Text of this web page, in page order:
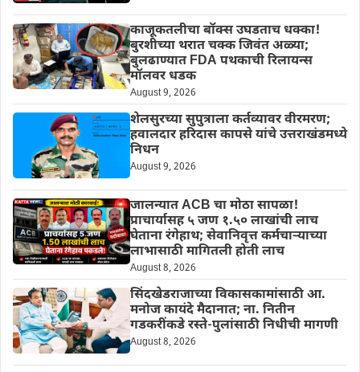
काजूकतलीचा बॉक्स उघडताच धक्का!
बुरशीच्या थरात चक्क जिवंत अळ्या;
बुलढाण्यात FDA पथकाची रिलायन्स
मॉलवर धडक
August 9, 2026
शेलसुरच्या सुपुत्राला कर्तव्यावर वीरमरण;
हवालदार हरिदास कापसे यांचे उत्तराखंडमध्ये
निधन
August 9, 2026
जालन्यात ACB चा मोठा सापळा!
प्राचार्यासह ५ जण १.५० लाखांची लाच
घेताना रंगेहाथ; सेवानिवृत्त कर्मचाऱ्याच्या
लाभासाठी मागितली होती लाच
August 8, 2026
सिंदखेडराजाच्या विकासकामांसाठी आ.
मनोज कायंदे मैदानात; ना. नितीन
गडकरींकडे रस्ते-पुलांसाठी निधीची मागणी
August 8, 2026